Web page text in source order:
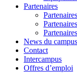
Partenaires
News du campus
Contact
Intercampus
Offres d’emploi